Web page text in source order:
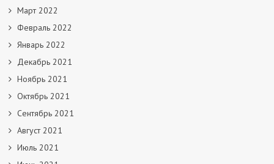
Март 2022
Февраль 2022
Январь 2022
Декабрь 2021
Ноябрь 2021
Октябрь 2021
Сентябрь 2021
Август 2021
Июль 2021